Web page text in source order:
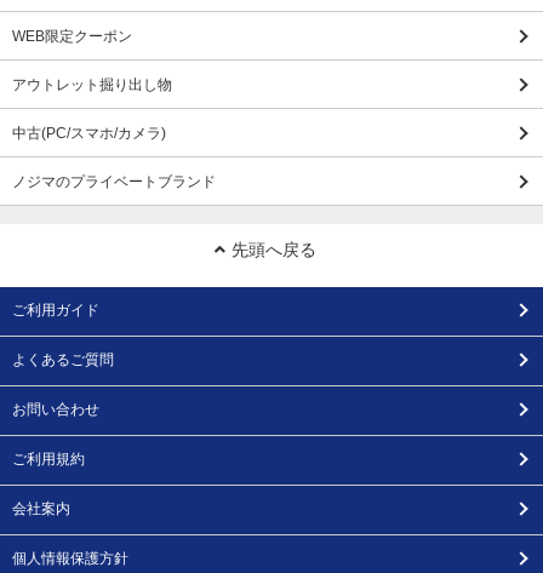
WEB限定クーポン
アウトレット掘り出し物
中古(PC/スマホ/カメラ)
ノジマのプライベートブランド
先頭へ戻る
ご利用ガイド
よくあるご質問
お問い合わせ
ご利用規約
会社案内
個人情報保護方針